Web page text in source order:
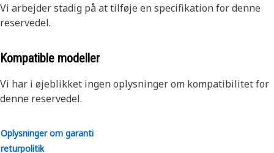
Vi arbejder stadig på at tilføje en specifikation for denne
reservedel.
Kompatible modeller
Vi har i øjeblikket ingen oplysninger om kompatibilitet for
denne reservedel.
Oplysninger om garanti
returpolitik